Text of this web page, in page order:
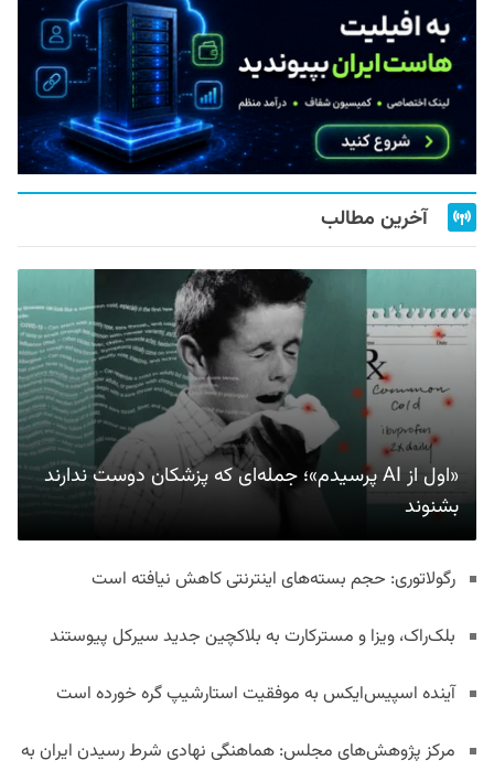
آخرین مطالب
«اول از AI پرسیدم»؛ جمله‌ای که پزشکان دوست ندارند
بشنوند
رگولاتوری: حجم بسته‌های اینترنتی کاهش نیافته است
بلک‌راک، ویزا و مسترکارت به بلاکچین جدید سیرکل پیوستند
آینده اسپیس‌ایکس به موفقیت استارشیپ گره خورده است
مرکز پژوهش‌های مجلس: هماهنگی نهادی شرط رسیدن ایران به